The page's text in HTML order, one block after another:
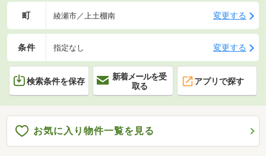
町 綾瀬市／上土棚南 変更する
条件 指定なし 変更する
検索条件を保存
新着メールを受
取る
アプリで探す
お気に入り物件一覧を見る